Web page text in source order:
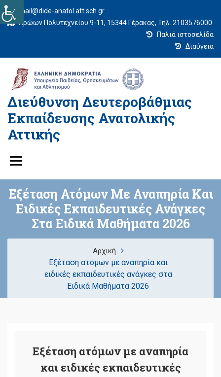
mail@dide-anatol.att.sch.gr
Ηρώων Πολυτεχνείου 9-11, 15344 Γέρακας, Τηλ. 2103576000
Παλιά ιστοσελίδα
Διαύγεια
Διεύθυνση Δευτεροβάθμιας
Εκπαίδευσης Ανατολικής
Αττικής
Εξέταση Ατόμων Με Αναπηρία Και
Ειδικές Εκπαιδευτικές Ανάγκες
Στα Ειδικά Μαθήματα 2026
Αρχική
Εξέταση ατόμων με αναπηρία και
ειδικές εκπαιδευτικές ανάγκες στα
Ειδικά Μαθήματα 2026
Εξέταση ατόμων με αναπηρία
και ειδικές εκπαιδευτικές